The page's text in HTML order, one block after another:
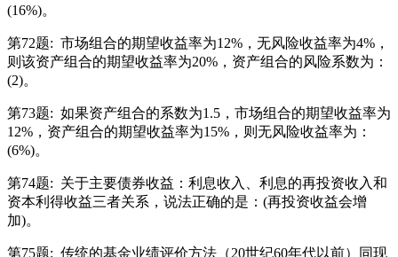
(16%)。
第72题: 市场组合的期望收益率为12%，无风险收益率为4%，
则该资产组合的期望收益率为20%，资产组合的风险系数为：
(2)。
第73题: 如果资产组合的系数为1.5，市场组合的期望收益率为
12%，资产组合的期望收益率为15%，则无风险收益率为：
(6%)。
第74题: 关于主要债券收益：利息收入、利息的再投资收入和
资本利得收益三者关系，说法正确的是：(再投资收益会增
加)。
第75题: 传统的基金业绩评价方法（20世纪60年代以前）同现